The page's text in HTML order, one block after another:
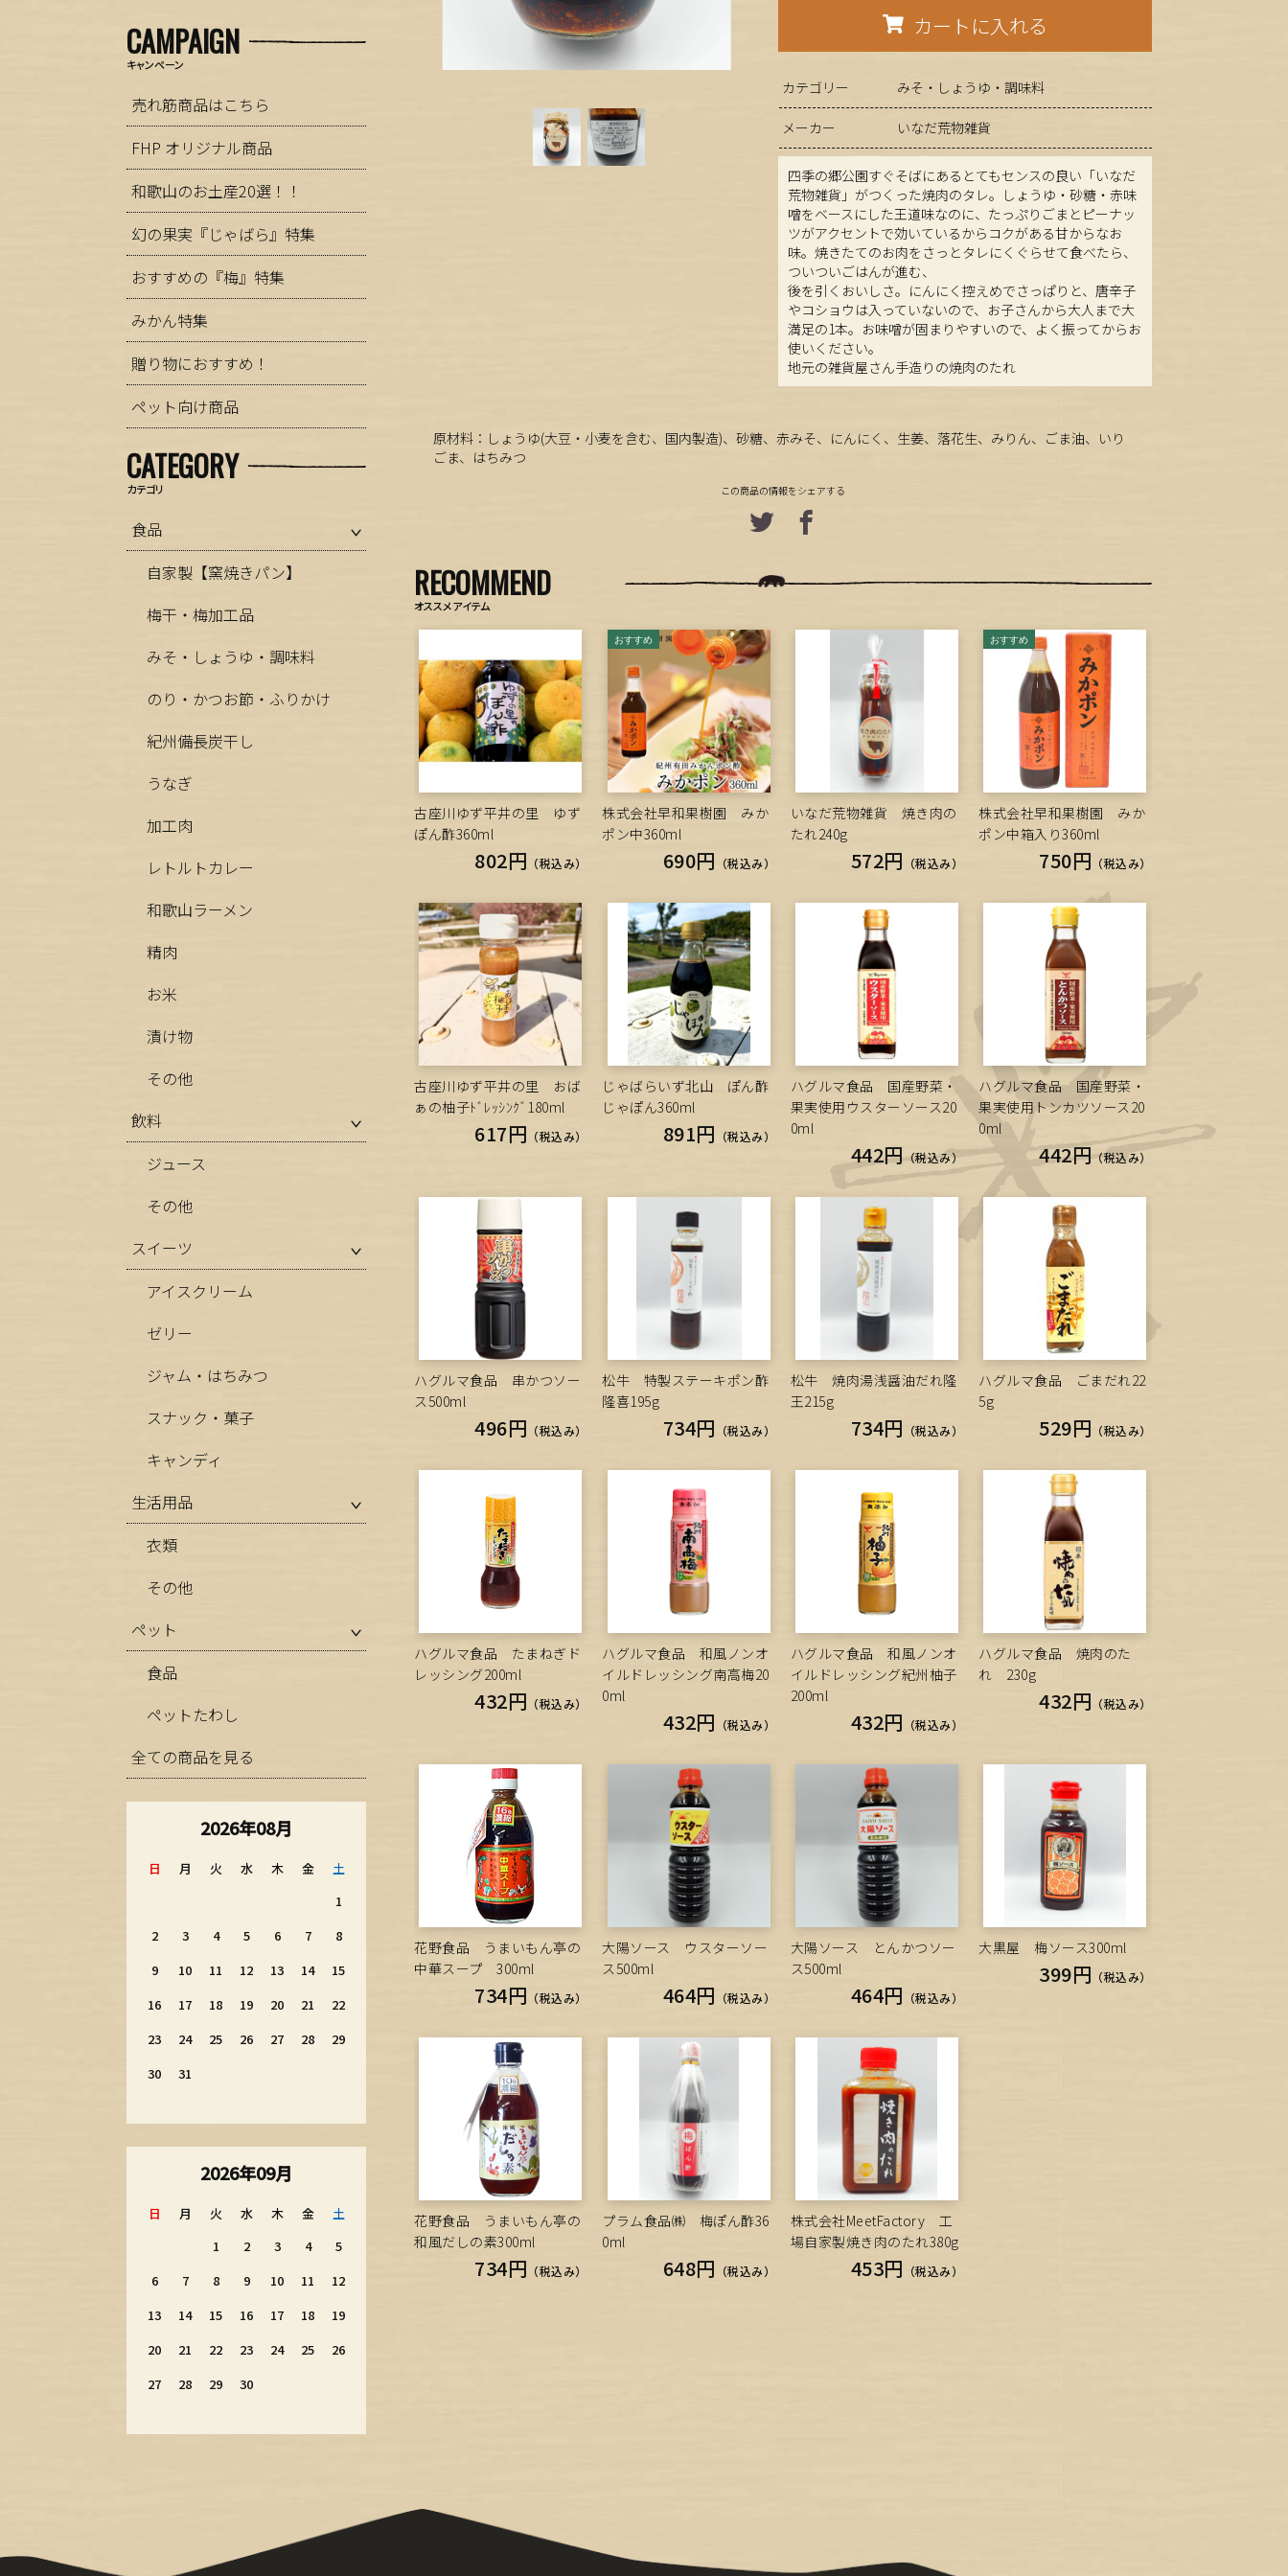
カートに入れる
カテゴリー みそ・しょうゆ・調味料
メーカー いなだ荒物雑貨
四季の郷公園すぐそばにあるとてもセンスの良い「いなだ
荒物雑貨」がつくった焼肉のタレ。しょうゆ・砂糖・赤味
噌をベースにした王道味なのに、たっぷりごまとピーナッ
ツがアクセントで効いているからコクがある甘からなお
味。焼きたてのお肉をさっとタレにくぐらせて食べたら、
ついついごはんが進む、
後を引くおいしさ。にんにく控えめでさっぱりと、唐辛子
やコショウは入っていないので、お子さんから大人まで大
満足の1本。お味噌が固まりやすいので、よく振ってからお
使いください。
地元の雑貨屋さん手造りの焼肉のたれ
原材料：しょうゆ(大豆・小麦を含む、国内製造)、砂糖、赤みそ、にんにく、生姜、落花生、みりん、ごま油、いり
ごま、はちみつ
この商品の情報をシェアする
RECOMMEND
オススメアイテム
古座川ゆず平井の里 ゆず
ぽん酢360ml
802円 （税込み）
株式会社早和果樹園 みか
ポン中360ml
690円 （税込み）
いなだ荒物雑貨 焼き肉の
たれ240g
572円 （税込み）
株式会社早和果樹園 みか
ポン中箱入り360ml
750円 （税込み）
古座川ゆず平井の里 おば
ぁの柚子ﾄﾞﾚｯｼﾝｸﾞ180ml
617円 （税込み）
じゃばらいず北山 ぽん酢
じゃぽん360ml
891円 （税込み）
ハグルマ食品 国産野菜・
果実使用ウスターソース20
0ml
442円 （税込み）
ハグルマ食品 国産野菜・
果実使用トンカツソース20
0ml
442円 （税込み）
ハグルマ食品 串かつソー
ス500ml
496円 （税込み）
松牛 特製ステーキポン酢
隆喜195g
734円 （税込み）
松牛 焼肉湯浅醤油だれ隆
王215g
734円 （税込み）
ハグルマ食品 ごまだれ22
5g
529円 （税込み）
ハグルマ食品 たまねぎド
レッシング200ml
432円 （税込み）
ハグルマ食品 和風ノンオ
イルドレッシング南高梅20
0ml
432円 （税込み）
ハグルマ食品 和風ノンオ
イルドレッシング紀州柚子
200ml
432円 （税込み）
ハグルマ食品 焼肉のた
れ 230g
432円 （税込み）
花野食品 うまいもん亭の
中華スープ 300ml
734円 （税込み）
大陽ソース ウスターソー
ス500ml
464円 （税込み）
大陽ソース とんかつソー
ス500ml
464円 （税込み）
大黒屋 梅ソース300ml
399円 （税込み）
花野食品 うまいもん亭の
和風だしの素300ml
734円 （税込み）
プラム食品㈱ 梅ぽん酢36
0ml
648円 （税込み）
株式会社MeetFactory 工
場自家製焼き肉のたれ380g
453円 （税込み）
CAMPAIGN
キャンペーン
売れ筋商品はこちら
FHP オリジナル商品
和歌山のお土産20選！！
幻の果実『じゃばら』特集
おすすめの『梅』特集
みかん特集
贈り物におすすめ！
ペット向け商品
CATEGORY
カテゴリ
食品
自家製【窯焼きパン】
梅干・梅加工品
みそ・しょうゆ・調味料
のり・かつお節・ふりかけ
紀州備長炭干し
うなぎ
加工肉
レトルトカレー
和歌山ラーメン
精肉
お米
漬け物
その他
飲料
ジュース
その他
スイーツ
アイスクリーム
ゼリー
ジャム・はちみつ
スナック・菓子
キャンディ
生活用品
衣類
その他
ペット
食品
ペットたわし
全ての商品を見る
2026年08月
日 月 火 水 木 金
土
1
2
3 4 5 6 7
8
9
10 11 12 13 14
15
16
17 18 19 20 21
22
23
24 25 26 27 28
29
30
31
2026年09月
日 月 火 水 木 金
土
1
2 3 4
5
6
7 8 9 10 11
12
13
14 15 16 17 18
19
20
21 22 23 24 25
26
27
28 29 30